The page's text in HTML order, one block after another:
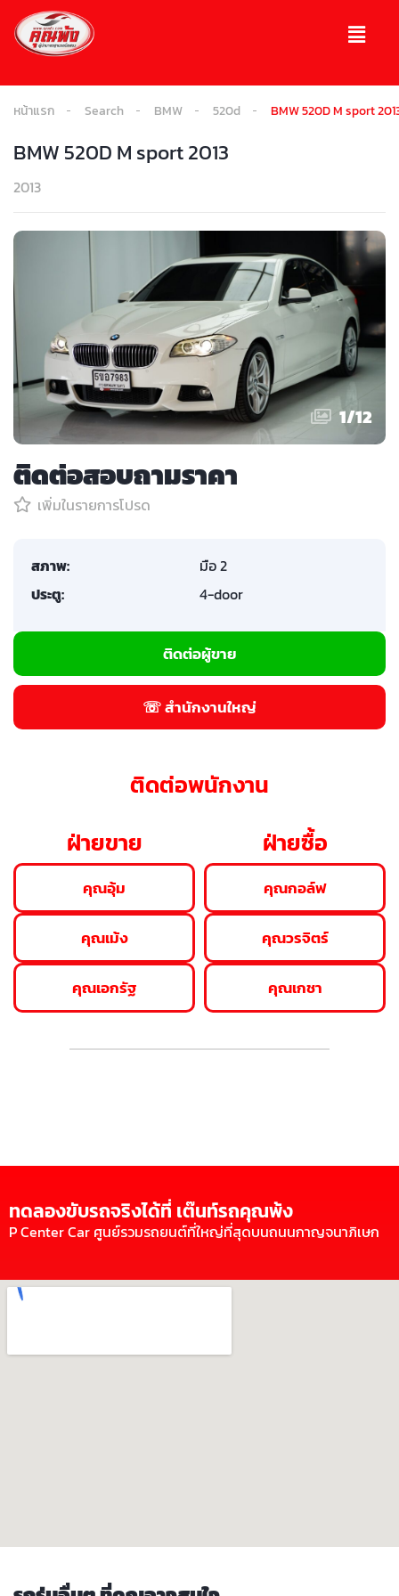
หน้าแรก Search BMW 520d BMW 520D M sport
BMW 520D M sport 2013
2013
1/12
ติดต่อสอบถามราคา
เพิ่มในรายการโปรด
สภาพ:
มือ 2
ประตู:
4-door
ติดต่อผู้ขาย
☏ สำนักงานใหญ่
ติดต่อพนักงาน
ฝ่ายขาย
คุณอุ้ม
คุณเม้ง
คุณเอกรัฐ
ฝ่ายซื้อ
คุณกอล์ฟ
คุณวรจิตร์
คุณเกชา
ทดลองขับรถจริงได้ที่ เต๊นท์รถคุณพ้ง
P Center Car ศูนย์รวมรถยนต์ที่ใหญ่ที่สุดบนถนนกาญจนาภิเษก